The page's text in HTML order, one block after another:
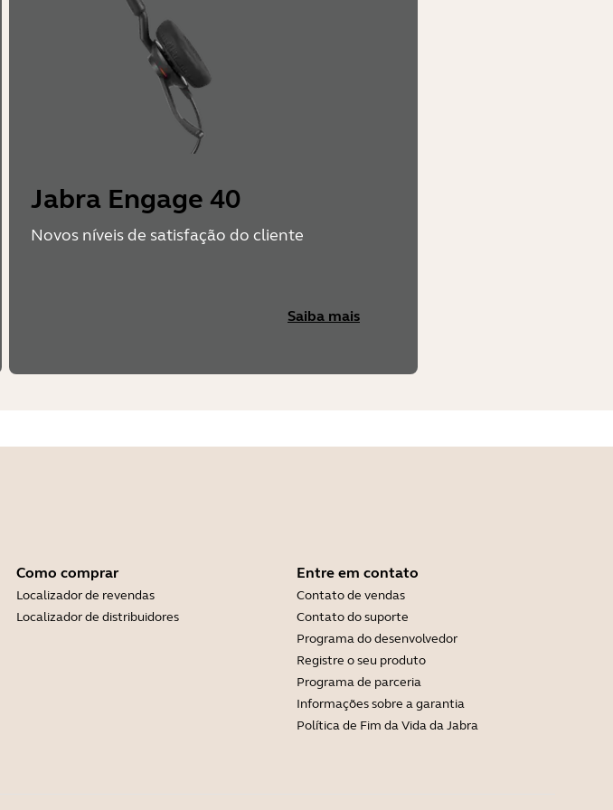
Jabra Engage 40
Novos níveis de satisfação do cliente
Saiba mais
Como comprar
Localizador de revendas
Localizador de distribuidores
Entre em contato
Contato de vendas
Contato do suporte
Programa do desenvolvedor
Registre o seu produto
Programa de parceria
Informações sobre a garantia
Política de Fim da Vida da Jabra